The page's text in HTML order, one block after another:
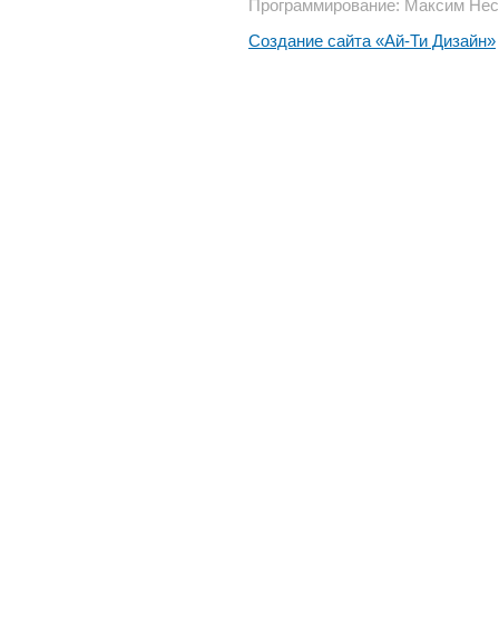
Программирование: Максим
Создание сайта «Ай-Ти Дизайн»